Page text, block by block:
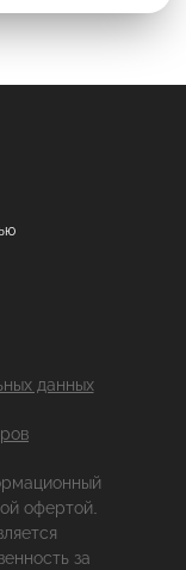
данных
офертой.
за